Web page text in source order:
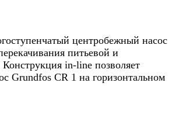
центробежный насос
питьевой и
in-line позволяет
Grundfos CR 1 на горизонтальном